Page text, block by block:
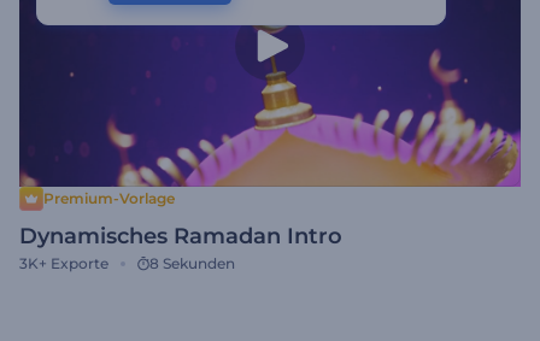
Premium-Vorlage
Dynamisches Ramadan Intro
3K+ Exporte 8 Sekunden